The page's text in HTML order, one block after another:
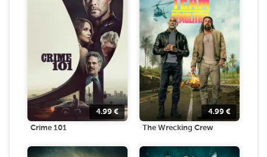
4.99€
Crime 101
4.99 €
The Wrecking Crew